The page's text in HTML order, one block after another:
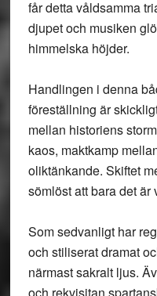
får detta våldsamma
djupet och musiken
himmelska höjder.
Handlingen i denna
föreställning är
mellan historiens
kaos, maktkamp
oliktänkande. Skiftet
sömlöst att bara det är
Som sedvanligt har
och stiliserat dramat
närmast sakralt ljus.